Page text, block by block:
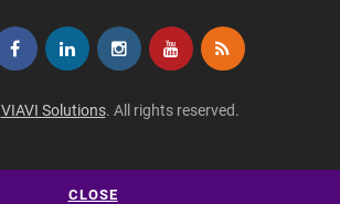
VIAVI Solutions. All rights reserved.
CLOSE